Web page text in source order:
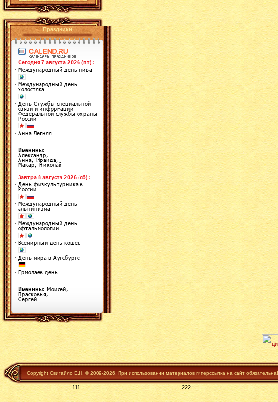
Праздники
Copyright Свитайло Е.Н. © 2009-2026. При использовании материалов гиперссылка на сайт обязательна!
111 222